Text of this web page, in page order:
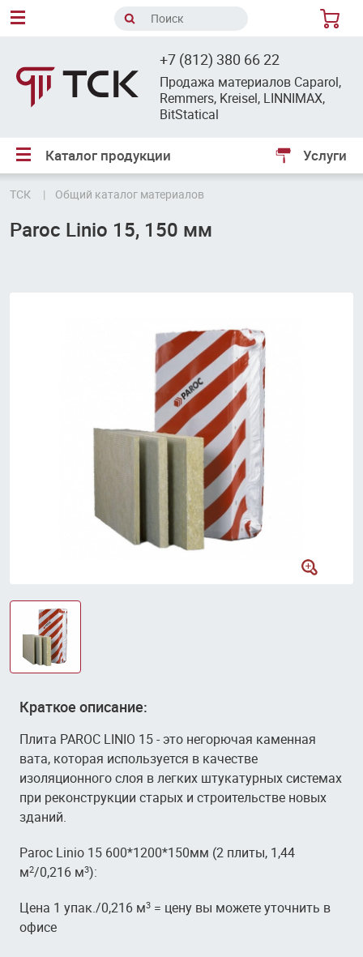
+7 (812) 380 66 22
Продажа материалов Caparol,
Remmers, Kreisel, LINNIMAX,
BitStatical
Каталог продукции Услуги
ТСК Общий каталог материалов
Paroc Linio 15, 150 мм
Краткое описание:
Плита PAROC LINIO 15 - это негорючая каменная
вата, которая используется в качестве
изоляционного слоя в легких штукатурных системах
при реконструкции старых и строительстве новых
зданий.
Paroc Linio 15 600*1200*150мм (2 плиты, 1,44
м2/0,216 м3):
Цена 1 упак./0,216 м3 = цену вы можете уточнить в
офисе